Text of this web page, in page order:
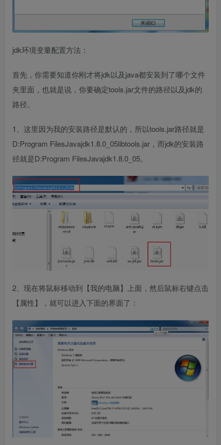
jdk环境变量配置方法：
首先，你需要知道你刚才将jdk以及java都安装到了哪个文件
夹里面，也就是说，你要确定tools.jar文件的路径以及jdk的
路径。
1、这里因为我的安装路径是默认的，所以tools.jar路径就是
D:Program FilesJavajdk1.8.0_05libtools.jar，而jdk的安装路
径就是D:Program FilesJavajdk1.8.0_05。
2、现在将鼠标移动到【我的电脑】上面，然后鼠标右键点击
【属性】，就可以进入下面的界面了：